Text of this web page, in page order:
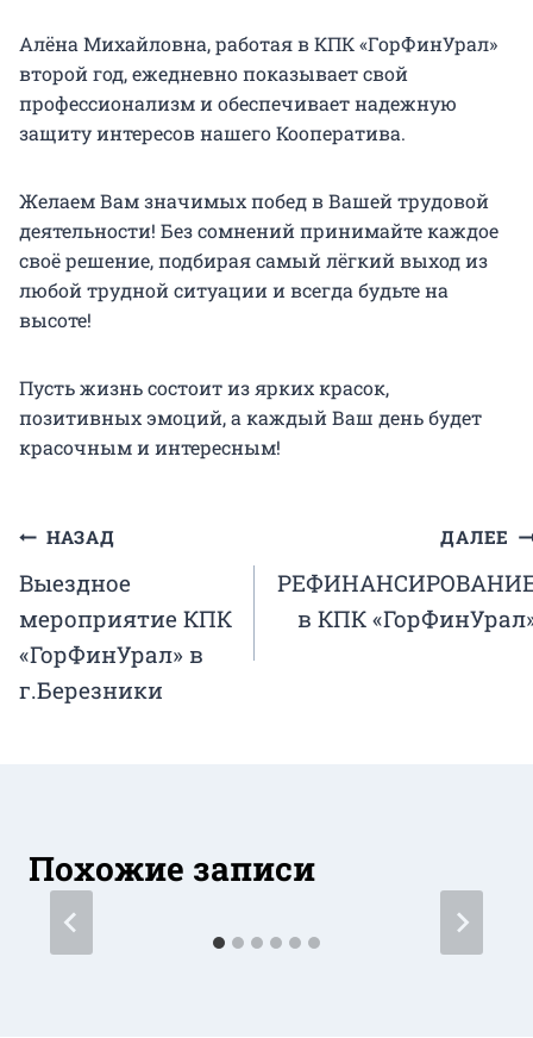
Алёна Михайловна, работая в КПК «ГорФинУрал»
второй год, ежедневно показывает свой
профессионализм и обеспечивает надежную
защиту интересов нашего Кооператива.
Желаем Вам значимых побед в Вашей трудовой
деятельности! Без сомнений принимайте каждое
своё решение, подбирая самый лёгкий выход из
любой трудной ситуации и всегда будьте на
высоте!
Пусть жизнь состоит из ярких красок,
позитивных эмоций, а каждый Ваш день будет
красочным и интересным!
Навигация
по
записям
НАЗАД
Выездное
мероприятие КПК
«ГорФинУрал» в
г.Березники
ДАЛЕЕ
в КПК
Похожие записи